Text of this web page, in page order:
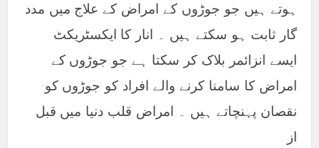
ہوتے ہیں جو جوڑوں کے امراض کے علاج میں مدد
گار ثابت ہو سکتے ہیں ۔ انار کا ایکسٹریکٹ
ایسے انزائمر بلاک کر سکتا ہے جو جوڑوں کے
امراض کا سامنا کرنے والے افراد کو جوڑوں کو
نقصان پہنچاتے ہیں ۔ امراض قلب دنیا میں قبل
از